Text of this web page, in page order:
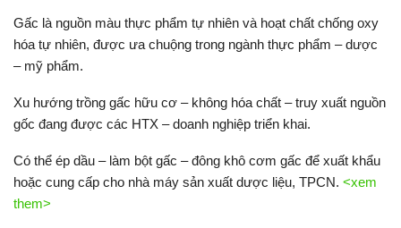
Gấc là nguồn màu thực phẩm tự nhiên và hoạt chất chống oxy
hóa tự nhiên, được ưa chuộng trong ngành thực phẩm – dược
– mỹ phẩm.
Xu hướng trồng gấc hữu cơ – không hóa chất – truy xuất nguồn
gốc đang được các HTX – doanh nghiệp triển khai.
Có thể ép dầu – làm bột gấc – đông khô cơm gấc để xuất khẩu
hoặc cung cấp cho nhà máy sản xuất dược liệu, TPCN. <xem
them>